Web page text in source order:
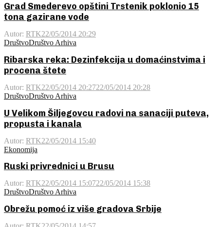
Grad Smederevo opštini Trstenik poklonio 15
tona gazirane vode
Autor: RTK22/05/2014 20:29
DruštvoDruštvo Arhiva
Ribarska reka: Dezinfekcija u domaćinstvima i
procena štete
Autor: RTK22/05/2014 20:2722/05/2014 20:28
DruštvoDruštvo Arhiva
U Velikom Šiljegovcu radovi na sanaciji puteva,
propusta i kanala
Autor: RTK22/05/2014 15:40
Ekonomija
Ruski privrednici u Brusu
Autor: RTK22/05/2014 15:0722/05/2014 15:38
DruštvoDruštvo Arhiva
Obrežu pomoć iz više gradova Srbije